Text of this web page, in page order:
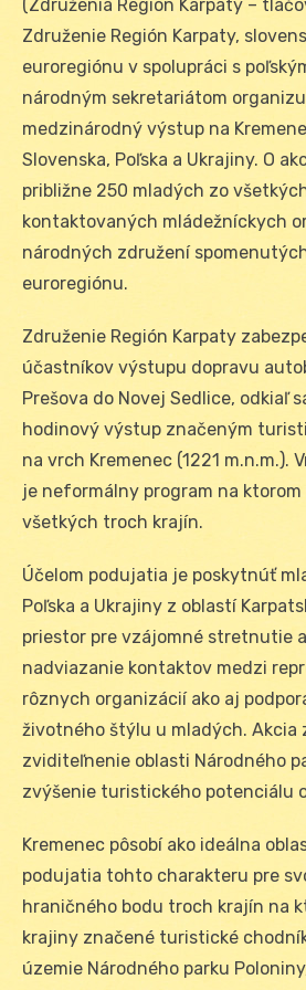
(Združenia Región Karpaty –
Združenie Región Karpaty,
euroregiónu v spolupráci s
národným sekretariátom
medzinárodný výstup na
Slovenska, Poľska a Ukrajiny. O
približne 250 mladých zo
kontaktovaných mládežníckych
národných združení
euroregiónu.
Združenie Región Karpaty
účastníkov výstupu dopravu
Prešova do Novej Sedlice, odkiaľ
hodinový výstup značeným
na vrch Kremenec (1221 m.n.m.).
je neformálny program na
všetkých troch krajín.
Účelom podujatia je poskytnúť
Poľska a Ukrajiny z oblastí
priestor pre vzájomné stretnutie
nadviazanie kontaktov medzi
rôznych organizácií ako aj
životného štýlu u mladých. Akcia
zviditeľnenie oblasti Národného
zvýšenie turistického potenciálu
Kremenec pôsobí ako ideálna
podujatia tohto charakteru pre
hraničného bodu troch krajín na
krajiny značené turistické
územie Národného parku